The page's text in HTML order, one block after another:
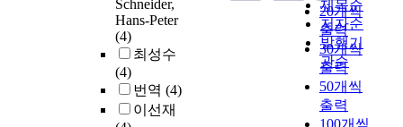
Schneider,
Hans-Peter
(4)
최성수
(4)
번역 (4)
이선재
제목순
저자순
발행기
관순
20개씩
출력
30개씩
출력
50개씩
출력